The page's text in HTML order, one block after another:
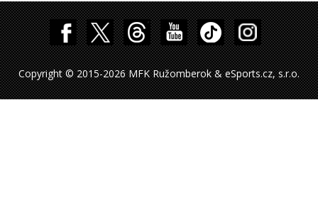
Copyright © 2015-2026 MFK Ružomberok & eSports.cz, s.r.o.